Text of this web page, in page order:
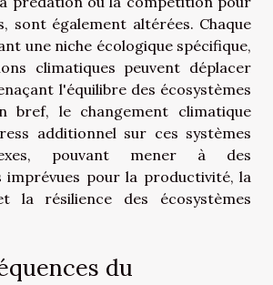
sont également altérées. Chaque
une niche écologique spécifique,
climatiques peuvent déplacer
l'équilibre des écosystèmes
bref, le changement climatique
additionnel sur ces systèmes
pouvant mener à des
imprévues pour la productivité, la
la résilience des écosystèmes
du